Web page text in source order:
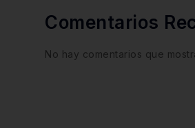
Comentarios
No hay comentarios que